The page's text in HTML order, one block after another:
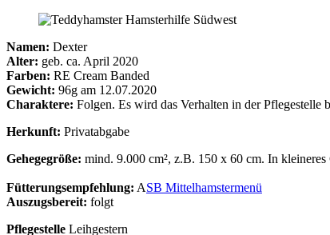
Namen: Dexter
Alter: geb. ca. April 2020
Farben: RE Cream Banded
Gewicht: 96g am 12.07.2020
Charaktere: Folgen. Es wird das Verhalten in der Pflegestelle
Herkunft: Privatabgabe
Gehegegröße: mind. 9.000 cm², z.B. 150 x 60 cm. In
Fütterungsempfehlung: ASB Mittelhamstermenü
Auszugsbereit: folgt
Pflegestelle Leihgestern